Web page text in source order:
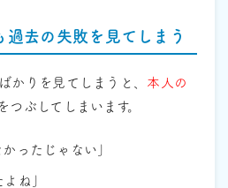
過去の失敗を見てしまう
かりを見てしまうと、 本人の
をつぶしてしまいます。
ったじゃない」
ね」